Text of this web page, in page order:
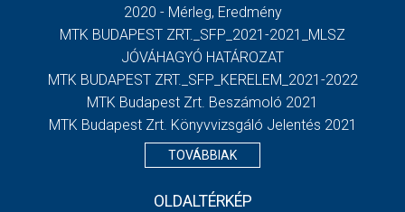
2020 - Mérleg, Eredmény
MTK BUDAPEST ZRT._SFP_2021-2021_MLSZ
JÓVÁHAGYÓ HATÁROZAT
MTK BUDAPEST ZRT._SFP_KERELEM_2021-2022
MTK Budapest Zrt. Beszámoló 2021
MTK Budapest Zrt. Könyvvizsgáló Jelentés 2021
TOVÁBBIAK
OLDALTÉRKÉP